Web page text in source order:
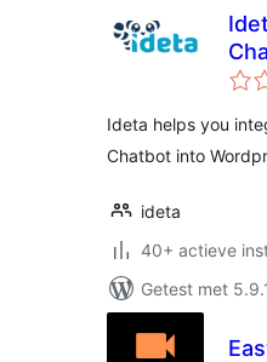
Ideta helps you
Chatbot into
ideta
40+ actieve
Getest met